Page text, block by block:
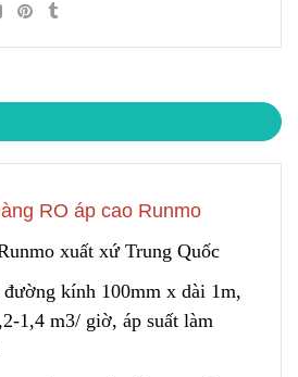
RO áp cao Runmo
xuất xứ Trung Quốc
kính 100mm x dài 1m,
1,4 m3/ giờ, áp suất làm